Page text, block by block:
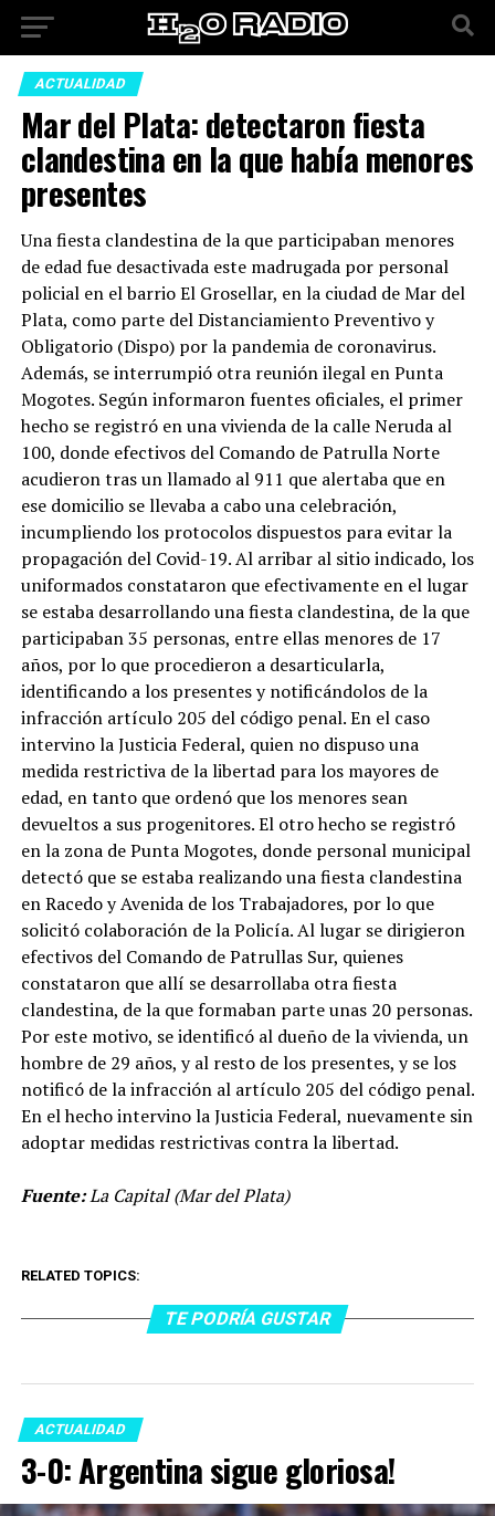
ACTUALIDAD
Mar del Plata: detectaron fiesta
clandestina en la que había menores
presentes
Una fiesta clandestina de la que participaban menores
de edad fue desactivada este madrugada por personal
policial en el barrio El Grosellar, en la ciudad de Mar del
Plata, como parte del Distanciamiento Preventivo y
Obligatorio (Dispo) por la pandemia de coronavirus.
Además, se interrumpió otra reunión ilegal en Punta
Mogotes. Según informaron fuentes oficiales, el primer
hecho se registró en una vivienda de la calle Neruda al
100, donde efectivos del Comando de Patrulla Norte
acudieron tras un llamado al 911 que alertaba que en
ese domicilio se llevaba a cabo una celebración,
incumpliendo los protocolos dispuestos para evitar la
propagación del Covid-19. Al arribar al sitio indicado, los
uniformados constataron que efectivamente en el lugar
se estaba desarrollando una fiesta clandestina, de la que
participaban 35 personas, entre ellas menores de 17
años, por lo que procedieron a desarticularla,
identificando a los presentes y notificándolos de la
infracción artículo 205 del código penal. En el caso
intervino la Justicia Federal, quien no dispuso una
medida restrictiva de la libertad para los mayores de
edad, en tanto que ordenó que los menores sean
devueltos a sus progenitores. El otro hecho se registró
en la zona de Punta Mogotes, donde personal municipal
detectó que se estaba realizando una fiesta clandestina
en Racedo y Avenida de los Trabajadores, por lo que
solicitó colaboración de la Policía. Al lugar se dirigieron
efectivos del Comando de Patrullas Sur, quienes
constataron que allí se desarrollaba otra fiesta
clandestina, de la que formaban parte unas 20 personas.
Por este motivo, se identificó al dueño de la vivienda, un
hombre de 29 años, y al resto de los presentes, y se los
notificó de la infracción al artículo 205 del código penal.
En el hecho intervino la Justicia Federal, nuevamente sin
adoptar medidas restrictivas contra la libertad.
Fuente:La Capital (Mar del Plata)
RELATED TOPICS:
TE PODRÍA GUSTAR
ACTUALIDAD
3-0: Argentina sigue gloriosa!